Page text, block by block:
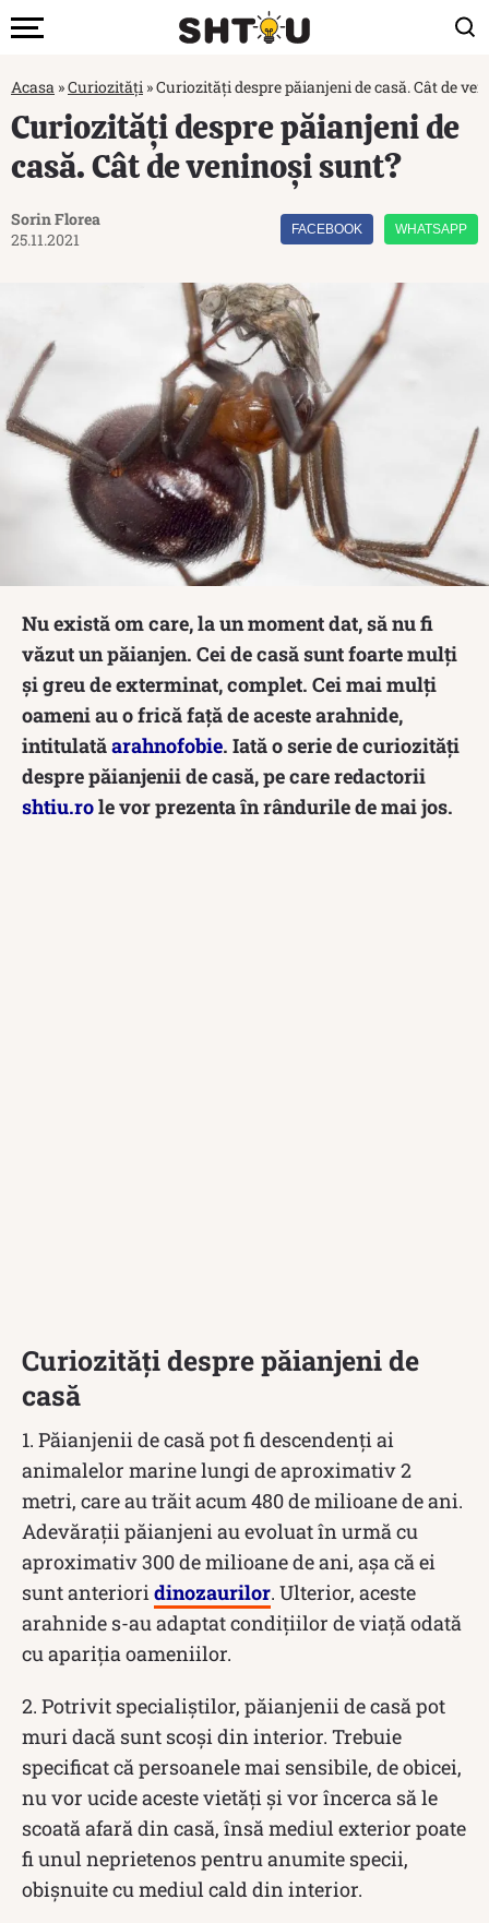
Acasa »Curiozități »Curiozități despre păianjeni de casă. Cât de
Curiozități despre păianjeni de
casă. Cât de veninoși sunt?
Sorin Florea
25.11.2021
FACEBOOK WHATSAPP
Nu există om care, la un moment dat, să nu fi
văzut un păianjen. Cei de casă sunt foarte mulți
și greu de exterminat, complet. Cei mai mulți
oameni au o frică față de aceste arahnide,
intitulatăarahnofobie. Iată o serie de curiozități
despre păianjenii de casă, pe care redactorii
shtiu.role vor prezenta în rândurile de mai jos.
Curiozități despre păianjeni de
casă
1. Păianjenii de casă pot fi descendenți ai
animalelor marine lungi de aproximativ 2
metri, care au trăit acum 480 de milioane de ani.
Adevărații păianjeni au evoluat în urmă cu
aproximativ 300 de milioane de ani, așa că ei
sunt anteriori dinozaurilor. Ulterior, aceste
arahnide s-au adaptat condițiilor de viață odată
cu apariția oameniilor.
2. Potrivit specialiștilor, păianjenii de casă pot
muri dacă sunt scoși din interior. Trebuie
specificat că persoanele mai sensibile, de obicei,
nu vor ucide aceste vietăți și vor încerca să le
scoată afară din casă, însă mediul exterior poate
fi unul neprietenos pentru anumite specii,
obișnuite cu mediul cald din interior.